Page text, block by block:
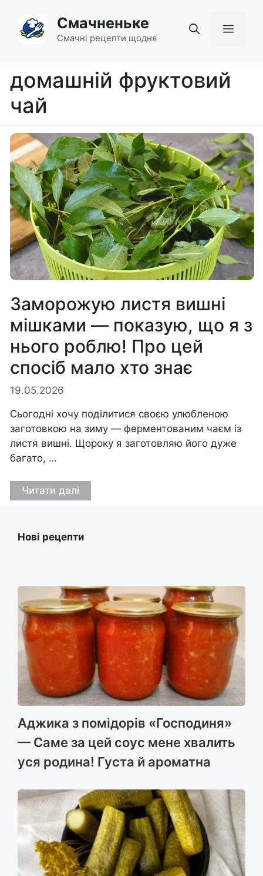
вмісту
Смачненьке
Смачні рецепти щодня
домашній фруктовий
чай
Заморожую листя вишні
мішками — показую, що я з
нього роблю! Про цей
спосіб мало хто знає
19.05.2026
Сьогодні хочу поділитися своєю улюбленою
заготовкою на зиму — ферментованим чаєм із
листя вишні. Щороку я заготовляю його дуже
багато, …
Читати далі
Нові рецепти
Аджика з помідорів «Господиня»
— Саме за цей соус мене хвалить
уся родина! Густа й ароматна